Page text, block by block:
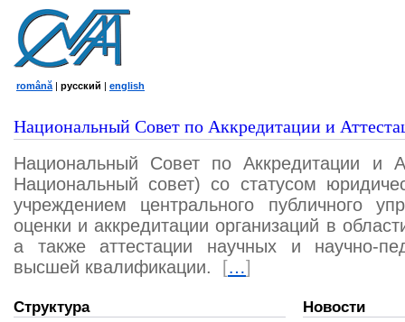
română | русский | english
Национальный Совет по Аккредитации и
Национальный Совет по Аккредитации и
Национальный совет) со статусом
учреждением центрального публичного
оценки и аккредитации организаций в
а также аттестации научных и научно-
высшей квалификации.
[…]
Структура Новости